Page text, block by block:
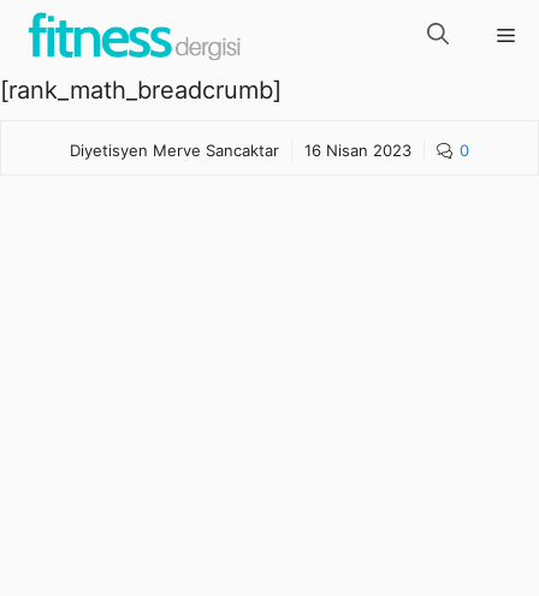
İçeriğe
atla
[rank_math_breadcrumb]
Diyetisyen Merve Sancaktar 16 Nisan 2023 0